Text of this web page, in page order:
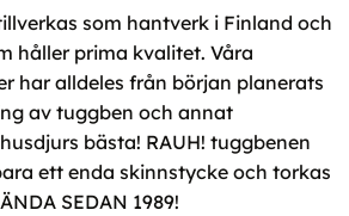
som hantverk i Finland och
håller prima kvalitet. Våra
har alldeles från början planerats
av tuggben och annat
bästa! RAUH! tuggbenen
ett enda skinnstycke och torkas
SEDAN 1989!